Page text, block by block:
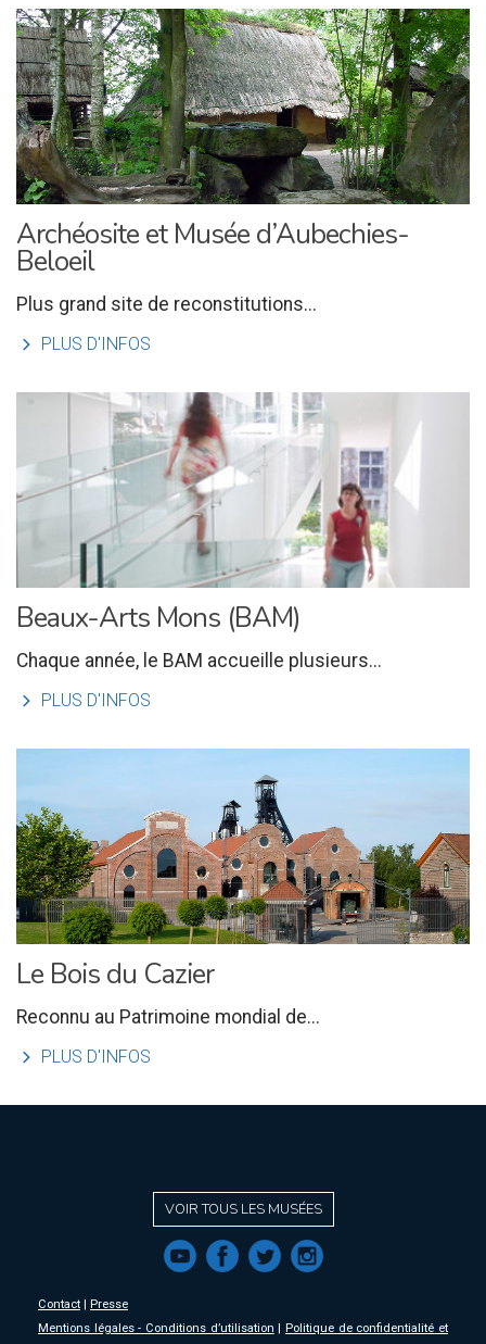
Archéosite et Musée d’Aubechies-
Beloeil
Plus grand site de reconstitutions...
l PLUS D'INFOS
Beaux-Arts Mons (BAM)
Chaque année, le BAM accueille plusieurs...
l PLUS D'INFOS
Le Bois du Cazier
Reconnu au Patrimoine mondial de...
l PLUS D'INFOS
VOIR TOUS LES MUSÉES
f a b e
Contact
Presse
Mentions légales - Conditions d’utilisation
Politique de confidentialité et